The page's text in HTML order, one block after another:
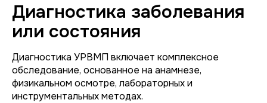
Диагностика заболевания
или состояния
Диагностика УРВМП включает комплексное
обследование, основанное на анамнезе,
физикальном осмотре, лабораторных и
инструментальных методах.